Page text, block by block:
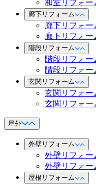
和室リフォー
廊下リフォーム
廊下リフォー
廊下リフォー
階段リフォーム
階段リフォ
階段リフォー
玄関リフォーム
玄関リフォー
玄関リフォー
屋外
外壁リフォーム
外壁リフォー
外壁リフォー
屋根リフォーム